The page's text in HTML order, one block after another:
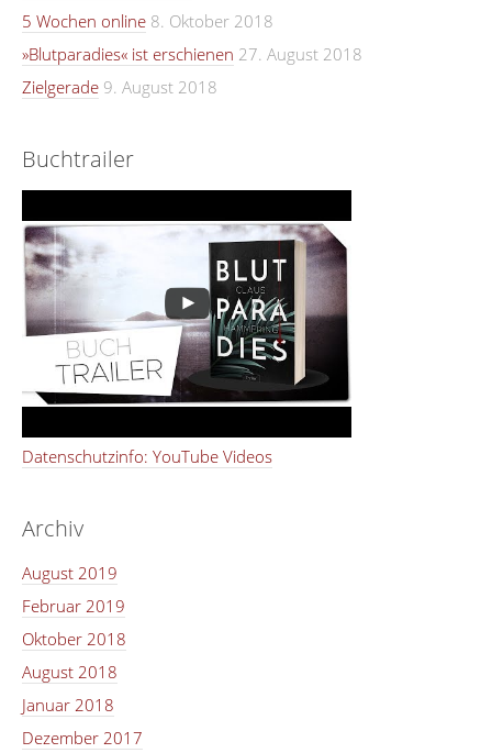
5 Wochen online 8. Oktober 2018
»Blutparadies« ist erschienen 27. August 2018
Zielgerade 9. August 2018
Buchtrailer
Datenschutzinfo: YouTube Videos
Archiv
August 2019
Februar 2019
Oktober 2018
August 2018
Januar 2018
Dezember 2017